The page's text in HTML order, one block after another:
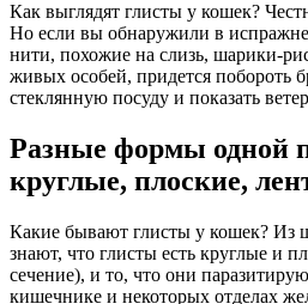
Как выглядят глисты у кошек?
Но если вы обнаружили в
нити, похожие на слизь, шарики-
живых особей, придется побороть
стеклянную посуду и показать
Разные формы одной
круглые, плоские,
Какие бывают глисты у кошек? Из
знают, что глисты есть круглые и
сечение), и то, что они
кишечнике и некоторых отделах